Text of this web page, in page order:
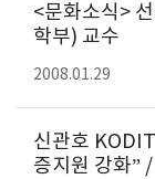
<문화소식>
학부) 교수
2008.01.29
신관호
증지원 강화”